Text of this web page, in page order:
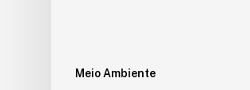
Meio Ambiente